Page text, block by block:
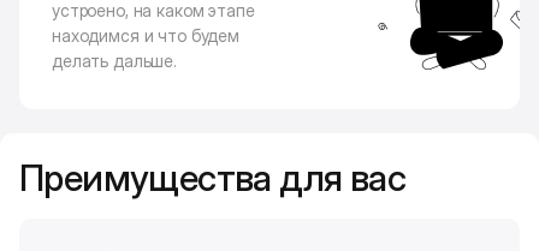
устроено, на каком этапе
находимся и что будем
делать дальше.
Преимущества для вас